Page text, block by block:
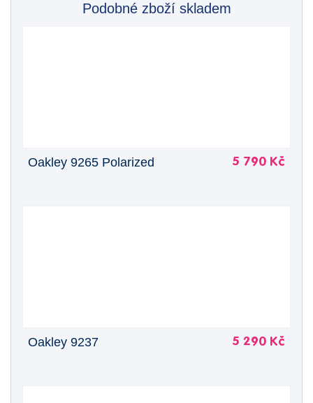
Podobné zboží skladem
Oakley 9265 Polarized 5 790 Kč
Oakley 9237 5 290 Kč